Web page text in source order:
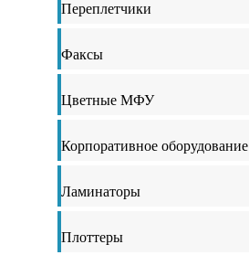
Переплетчики
Факсы
Цветные МФУ
Корпоративное оборудование
Ламинаторы
Плоттеры